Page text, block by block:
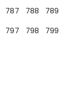
787 788
789
797 798
799